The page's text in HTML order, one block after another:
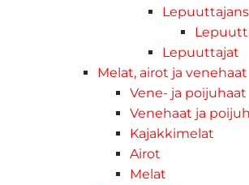
Lepuuttajat
Melat, airot ja venehaat
Vene- ja poijuhaat
Venehaat ja
Kajakkimelat
Airot
Melat